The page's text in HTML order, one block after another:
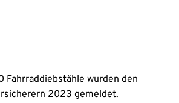
Fahrraddiebstähle wurden den
2023 gemeldet.